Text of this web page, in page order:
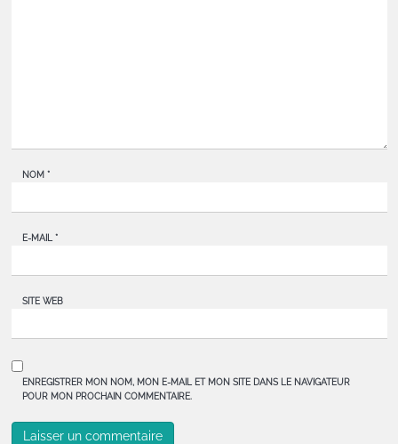
NOM *
E-MAIL *
SITE WEB
ENREGISTRER MON NOM, MON E-MAIL ET MON SITE DANS LE NAVIGATEUR
POUR MON PROCHAIN COMMENTAIRE.